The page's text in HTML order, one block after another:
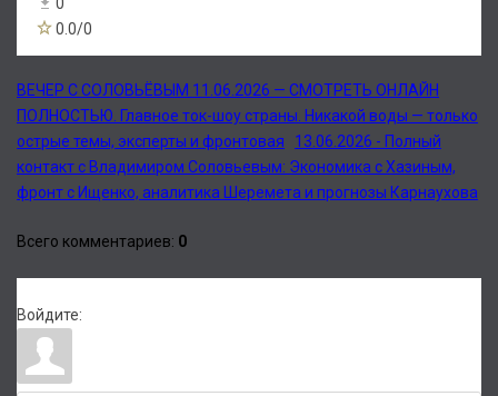
0.0/0
ВЕЧЕР С СОЛОВЬЁВЫМ 11.06.2026 — СМОТРЕТЬ ОНЛАЙН
ПОЛНОСТЬЮ. Главное ток-шоу страны. Никакой воды — только
острые темы, эксперты и фронтовая
13.06.2026 - Полный
контакт с Владимиром Соловьевым: Экономика с Хазиным,
фронт с Ищенко, аналитика Шеремета и прогнозы Карнаухова
Всего комментариев: 0
Войдите: